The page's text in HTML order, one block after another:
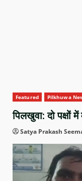
Featured Pilkhuwa
पिलखुवा: दो पक्षों में
Satya Prakash